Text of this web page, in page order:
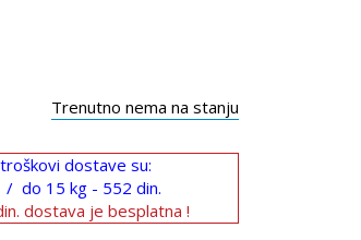
Trenutno nema na stanju
dostave su:
/ do 15 kg - 552 din.
dostava je besplatna !